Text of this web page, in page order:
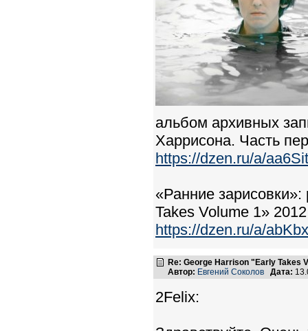
альбом архивных
Харрисона. Часть
https://dzen.ru/a/
«Ранние
Takes Volume 1»
https://dzen.ru/a/
Re: George Harrison "Early Takes
Автор: Евгений Соколов Дата:
2Felix: